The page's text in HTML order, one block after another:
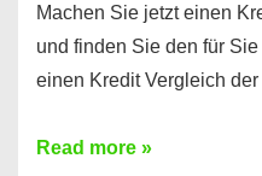
Machen Sie jetzt einen
und finden Sie den für
einen Kredit Vergleich
Sie
Read more »